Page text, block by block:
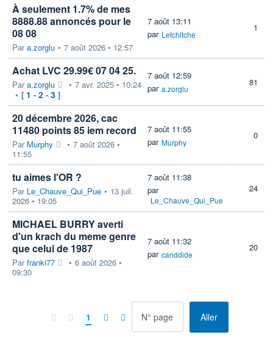
À seulement 1.7% de mes
8888.88 annoncés pour le
08 08
Para.zorglu • 7 août 2026 • 12:57
7 août 13:11
par Letchitche
1
Achat LVC 29.99€ 07 04 25.
Para.zorglu • 7 avr. 2025 • 10:24
• [ 1 - 2 - 3 ]
7 août 12:59
par a.zorglu
81
20 décembre 2026, cac
11480 points 85 iem record
Par Murphy • 7 août 2026 •
11:55
7 août 11:55
par Murphy
0
tu aimes l'OR ?
Par Le_Chauve_Qui_Pue • 13 juil.
2026 • 19:05
7 août 11:38
par
Le_Chauve_Qui_Pue
24
MICHAEL BURRY averti
d'un krach du meme genre
que celui de 1987
Parfranki77 • 6 août 2026 •
09:30
7 août 11:32
par canddide
20
1 Allerà la page